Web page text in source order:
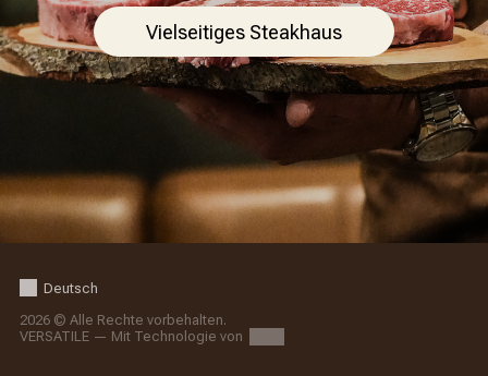
Vielseitiges Steakhaus
Deutsch
2026 © Alle Rechte vorbehalten.
VERSATILE — Mit Technologie von